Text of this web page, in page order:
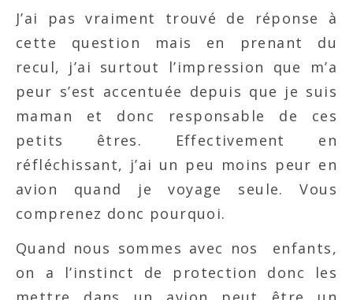
J’ai pas vraiment trouvé de réponse à
cette question mais en prenant du
recul, j’ai surtout l’impression que m’a
peur s’est accentuée depuis que je suis
maman et donc responsable de ces
petits êtres. Effectivement en
réfléchissant, j’ai un peu moins peur en
avion quand je voyage seule. Vous
comprenez donc pourquoi.
Quand nous sommes avec nos enfants,
on a l’instinct de protection donc les